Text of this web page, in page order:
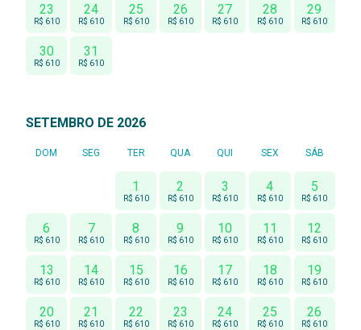
23
R$ 610
24
R$ 610
25
R$ 610
26
R$ 610
27
R$ 610
28
R$ 610
29
R$ 610
30
R$ 610
31
R$ 610
SETEMBRO DE 2026
DOM SEG TER QUA QUI SEX SÁB
1
R$ 610
2
R$ 610
3
R$ 610
4
R$ 610
5
R$ 610
6
R$ 610
7
R$ 610
8
R$ 610
9
R$ 610
10
R$ 610
11
R$ 610
12
R$ 610
13
R$ 610
14
R$ 610
15
R$ 610
16
R$ 610
17
R$ 610
18
R$ 610
19
R$ 610
20
R$ 610
21
R$ 610
22
R$ 610
23
R$ 610
24
R$ 610
25
R$ 610
26
R$ 610